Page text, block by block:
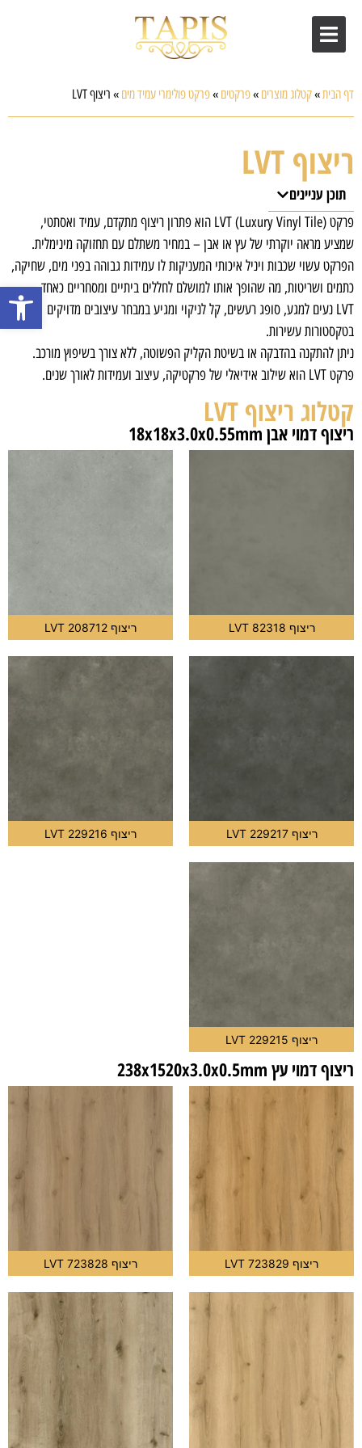
פתח
דף הבית»קטלוג מוצרים »פרקטים »פרקט פולימרי עמיד מים » ריצוף LVT
ריצוף LVT
תוכן עניינים
פרקט LVT (Luxury Vinyl Tile) הוא פתרון ריצוף מתקדם, עמיד ואסתטי,
שמציע מראה יוקרתי של עץ או אבן – במחיר משתלם עם תחזוקה מינימלית.
הפרקט עשוי שכבות ויניל איכותי המעניקות לו עמידות גבוהה בפני מים, שחיקה,
כתמים ושריטות, מה שהופך אותו למושלם לחללים ביתיים ומסחריים כאחד.
LVT נעים למגע, סופג רעשים, קל לניקוי ומגיע במבחר עיצובים מדויקים
בטקסטורות עשירות.
ניתן להתקנה בהדבקה או בשיטת הקליק הפשוטה, ללא צורך בשיפוץ מורכב.
פרקט LVT הוא שילוב אידיאלי של פרקטיקה, עיצוב ועמידות לאורך שנים.
קטלוג ריצוף LVT
ריצוף דמוי אבן 18x18x3.0x0.55mm
ריצוף LVT 82318 ריצוף LVT 208712
ריצוף LVT 229217 ריצוף LVT 229216
ריצוף 229215 LVT
ריצוף דמוי עץ 238x1520x3.0x0.5mm
ריצוף LVT 723829 ריצוף LVT 723828